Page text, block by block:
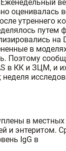
на
в
в КК и ЗЦМ, и
в
энтеритом.
IgG в